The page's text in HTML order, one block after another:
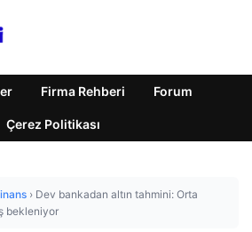
Firma Rehberi Forum
Çerez Politikası
› Dev bankadan altın tahmini: Orta
bekleniyor